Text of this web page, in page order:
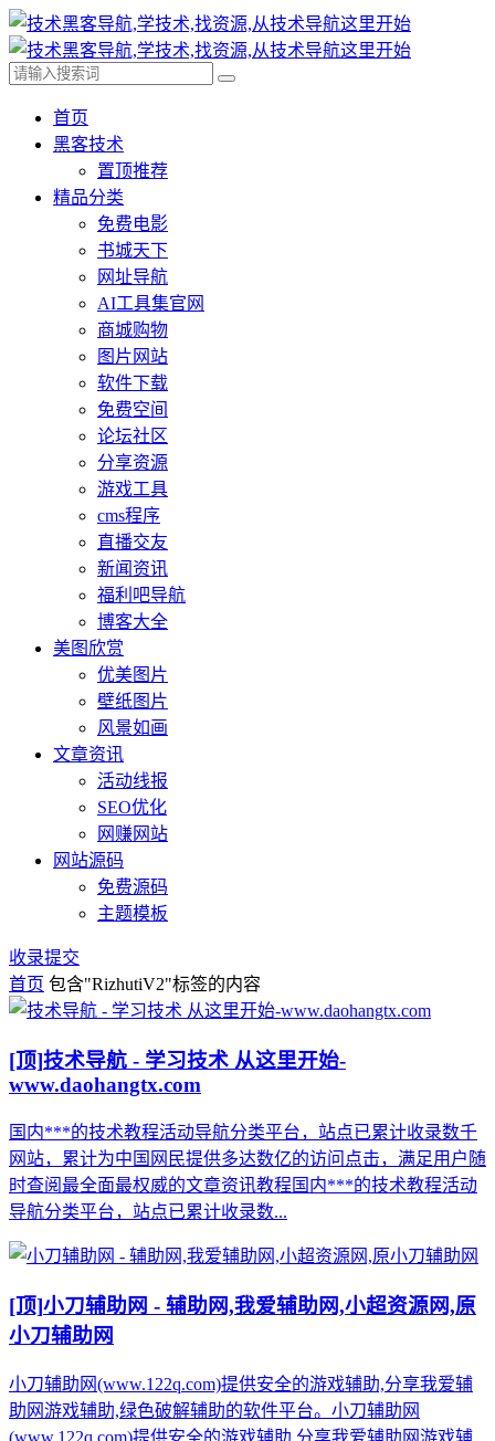
首页
黑客技术
置顶推荐
精品分类
免费电影
书城天下
网址导航
AI工具集官网
商城购物
图片网站
软件下载
免费空间
论坛社区
分享资源
游戏工具
cms程序
直播交友
新闻资讯
福利吧导航
博客大全
美图欣赏
优美图片
壁纸图片
风景如画
文章资讯
活动线报
SEO优化
网赚网站
网站源码
免费源码
主题模板
收录提交
首页 包含"RizhutiV2"标签的内容
[顶]技术导航 - 学习技术 从这里开始-
www.daohangtx.com
国内***的技术教程活动导航分类平台，站点已累计收录数千
网站，累计为中国网民提供多达数亿的访问点击，满足用户随
时查阅最全面最权威的文章资讯教程国内***的技术教程活动
导航分类平台，站点已累计收录数...
[顶]小刀辅助网 - 辅助网,我爱辅助网,小超资源网,原
小刀辅助网
小刀辅助网(www.122q.com)提供安全的游戏辅助,分享我爱辅
助网游戏辅助,绿色破解辅助的软件平台。小刀辅助网
(www.122q.com)提供安全的游戏辅助,分享我爱辅助网游戏辅